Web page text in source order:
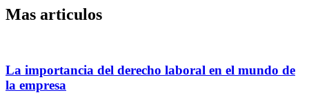
Mas articulos
La importancia del derecho laboral en el mundo de
la empresa